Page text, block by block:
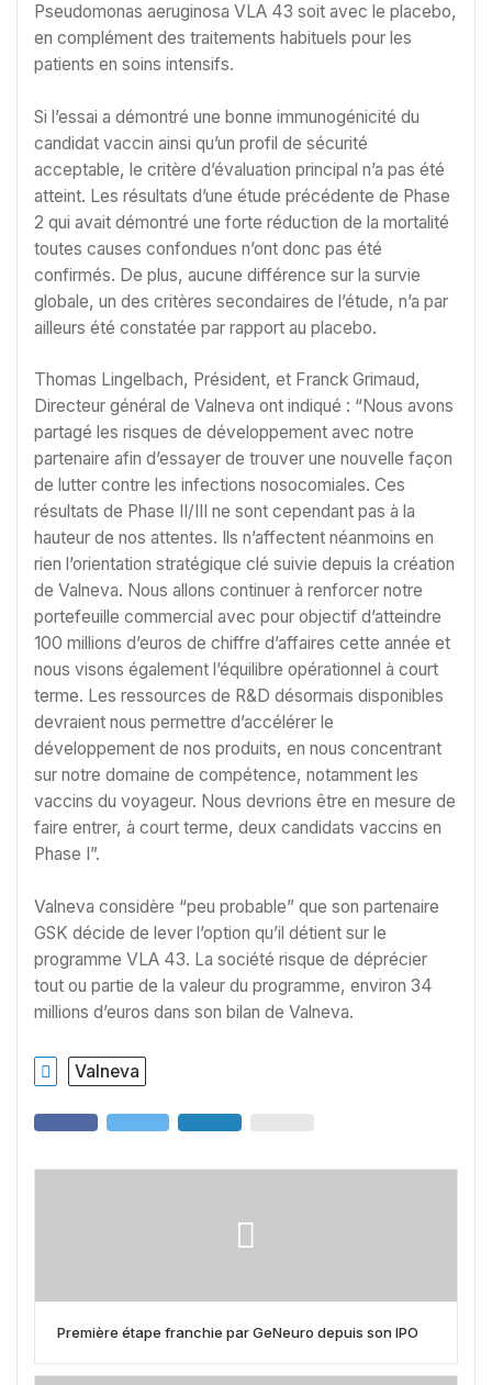
Pseudomonas aeruginosa VLA 43 soit avec le placebo,
en complément des traitements habituels pour les
patients en soins intensifs.
Si l’essai a démontré une bonne immunogénicité du
candidat vaccin ainsi qu’un profil de sécurité
acceptable, le critère d’évaluation principal n’a pas été
atteint. Les résultats d’une étude précédente de Phase
2 qui avait démontré une forte réduction de la mortalité
toutes causes confondues n’ont donc pas été
confirmés. De plus, aucune différence sur la survie
globale, un des critères secondaires de l’étude, n’a par
ailleurs été constatée par rapport au placebo.
Thomas Lingelbach, Président, et Franck Grimaud,
Directeur général de Valneva ont indiqué : “Nous avons
partagé les risques de développement avec notre
partenaire afin d’essayer de trouver une nouvelle façon
de lutter contre les infections nosocomiales. Ces
résultats de Phase II/III ne sont cependant pas à la
hauteur de nos attentes. Ils n’affectent néanmoins en
rien l’orientation stratégique clé suivie depuis la création
de Valneva. Nous allons continuer à renforcer notre
portefeuille commercial avec pour objectif d’atteindre
100 millions d’euros de chiffre d’affaires cette année et
nous visons également l’équilibre opérationnel à court
terme. Les ressources de R&D désormais disponibles
devraient nous permettre d’accélérer le
développement de nos produits, en nous concentrant
sur notre domaine de compétence, notamment les
vaccins du voyageur. Nous devrions être en mesure de
faire entrer, à court terme, deux candidats vaccins en
Phase I”.
Valneva considère “peu probable” que son partenaire
GSK décide de lever l’option qu’il détient sur le
programme VLA 43. La société risque de déprécier
tout ou partie de la valeur du programme, environ 34
millions d’euros dans son bilan de Valneva.
Valneva
Première étape franchie par GeNeuro depuis son IPO